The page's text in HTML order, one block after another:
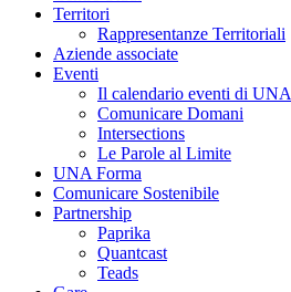
Territori
Rappresentanze Territoriali
Aziende associate
Eventi
Il calendario eventi di UNA
Comunicare Domani
Intersections
Le Parole al Limite
UNA Forma
Comunicare Sostenibile
Partnership
Paprika
Quantcast
Teads